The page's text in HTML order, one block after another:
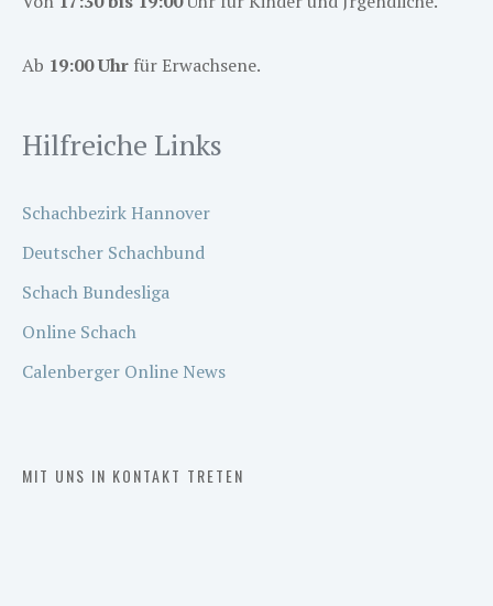
Ab 19:00 Uhr für Erwachsene.
Hilfreiche Links
Schachbezirk Hannover
Deutscher Schachbund
Schach Bundesliga
Online Schach
Calenberger Online News
MIT UNS IN KONTAKT TRETEN